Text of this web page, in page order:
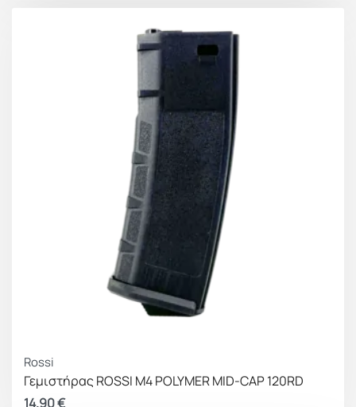
Rossi
Γεμιστήρας ROSSI M4 POLYMER MID-CAP 120RD
14.90€